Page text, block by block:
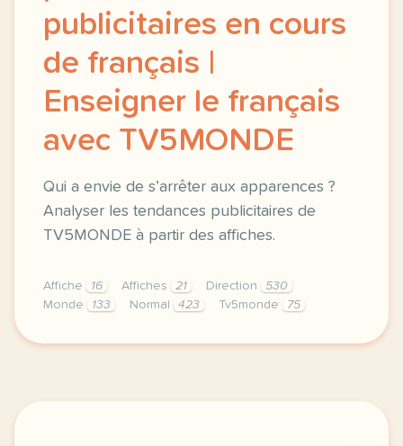
publicitaires en cours
de français |
Enseigner le français
avec TV5MONDE
Qui a envie de s’arrêter aux apparences ?
Analyser les tendances publicitaires de
TV5MONDE à partir des affiches.
Affiche 16 Affiches 21 Direction
530
Monde
133 Normal 423 Tv5monde 75
didomi host didomi components button cursor